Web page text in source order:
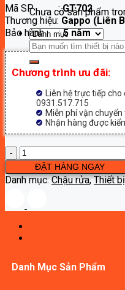
Chưa có sản phẩm
Tìm
kiếm:
là:
2,600,000₫.
tại
là:
Mã SP :GT702
Thương hiệu: Gappo (Liên
Bảo hành :5 năm
Chương trình ưu đãi:
Liên hệ trực tiếp
0931.517.715
Miễn phí vận
Nhận hàng được
Chậu
lavabo
treo
Gappo
số
ĐẶT HÀNG NGAY
Danh mục:Chậu rửa,Thiết
Danh Mục Sản Phẩm